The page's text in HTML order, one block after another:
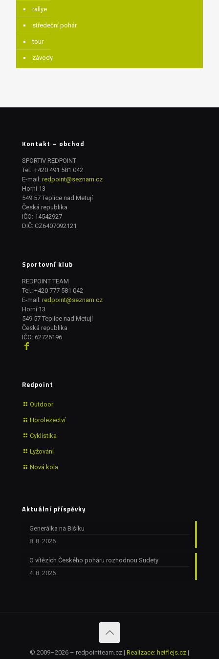
rallye
středeční pohár
tour
závody
Kontakt – obchod
SPORTIV REDPOINT
Tel.: +420 491 581 042
E-mail: redpoint@seznam.cz
Horní 13
549 57 Teplice nad Metují
Česká republika
IČO: 14542927
DIČ: CZ6407092121
Sportovní klub
REDPOINT TEAM
Tel.: +420 777 581 042
E-mail: redpoint@seznam.cz
Horní 13
549 57 Teplice nad Metují
Česká republika
IČO: 62726196
Redpoint
Outdoor
Horolezectví
Cyklistika
Lyžování
Nová kola
Aktuální příspěvky
Generálka na Bišíku
8. 8. 2026
O vítězích Českého poháru rozhodnou Sudety
4. 8. 2026
© 2009–2026 – redpointteam.cz | Realizace: hetflejs.cz |